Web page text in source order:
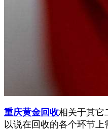
重庆黄金回收相关于其它
以说在回收的各个环节